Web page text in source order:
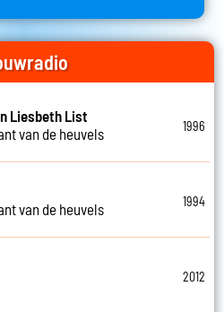
Liesbeth List
van de heuvels
1996
van de heuvels
1994
2012